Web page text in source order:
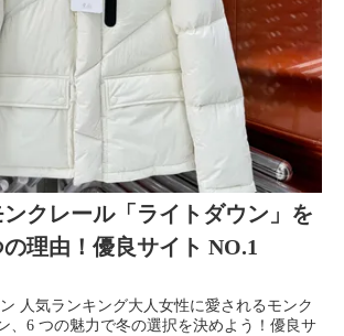
クレール「ライトダウン」を
理由！優良サイト NO.1
人気ランキング大人女性に愛されるモンク
、6 つの魅力で冬の選択を決めよう！優良サ